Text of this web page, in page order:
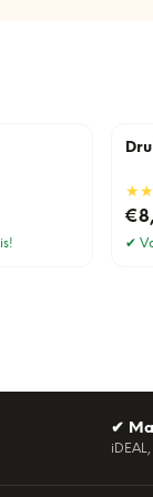
✔
✔